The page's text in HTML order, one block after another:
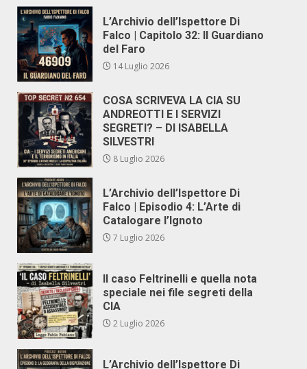
L’Archivio dell’Ispettore Di
Falco | Capitolo 32: Il Guardiano
del Faro
14 Luglio 2026
COSA SCRIVEVA LA CIA SU
ANDREOTTI E I SERVIZI
SEGRETI? – DI ISABELLA
SILVESTRI
8 Luglio 2026
L’Archivio dell’Ispettore Di
Falco | Episodio 4: L’Arte di
Catalogare l’Ignoto
7 Luglio 2026
Il caso Feltrinelli e quella nota
speciale nei file segreti della
CIA
2 Luglio 2026
L’Archivio dell’Ispettore Di